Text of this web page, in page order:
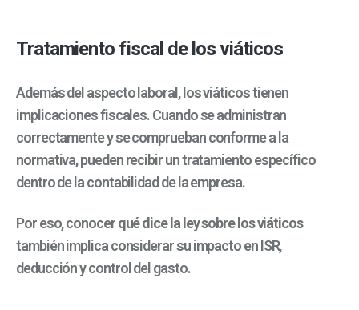
Tratamiento fiscal de los viáticos
Además del aspecto laboral, los viáticos tienen
implicaciones fiscales. Cuando se administran
correctamente y se comprueban conforme a la
normativa, pueden recibir un tratamiento específico
dentro de la contabilidad de la empresa.
Por eso, conocerqué dice la ley sobre los viáticos
también implica considerar su impacto en ISR,
deducción y control del gasto.